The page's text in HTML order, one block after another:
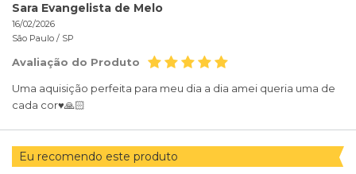
Sara Evangelista de Melo
16/02/2026
São Paulo / SP
Avaliação do Produto
Uma aquisição perfeita para meu dia a dia amei queria uma de
cada cor♥️🙏🏻
Eu recomendo este produto